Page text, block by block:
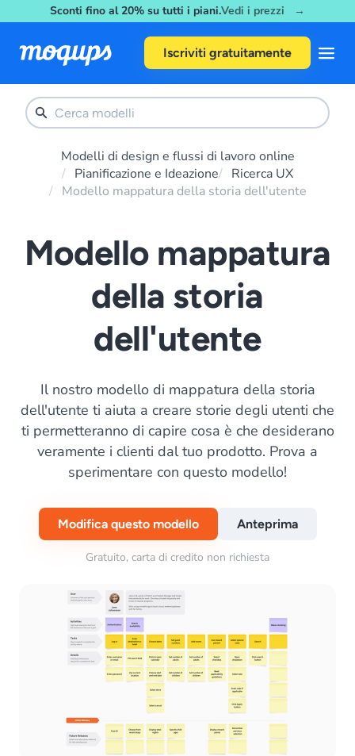
Skip to contentSconti fino al 20% su tutti i piani.Vedi i prezzi →
Iscriviti gratuitamente
Modelli di design e flussi di lavoro online
Pianificazione e Ideazione
Ricerca UX
Modello mappatura della storia dell'utente
Modello mappatura
della storia
dell'utente
Il nostro modello di mappatura della storia
dell'utente ti aiuta a creare storie degli utenti che
ti permetteranno di capire cosa è che desiderano
veramente i clienti dal tuo prodotto. Prova a
sperimentare con questo modello!
Modifica questo modello Anteprima
Gratuito, carta di credito non richiesta